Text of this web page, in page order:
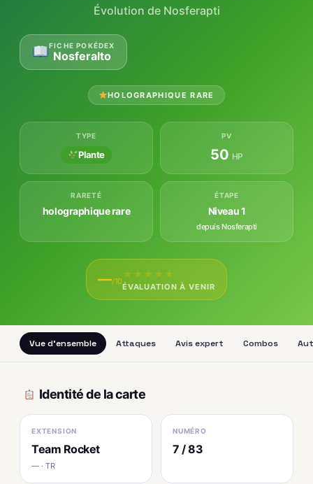
Évolution de Nosferapti
FICHE POKÉDEX
Nosferalto
HOLOGRAPHIQUE RARE
TYPE
Plante
PV
50 HP
RARETÉ
holographique rare
ÉTAPE
Niveau 1
depuis Nosferapti
—/10
★ ★ ★ ★ ★
ÉVALUATION À VENIR
Vue d'ensemble Attaques Avis expert Combos
Identité de la carte
EXTENSION
Team Rocket
— · TR
NUMÉRO
7 / 83